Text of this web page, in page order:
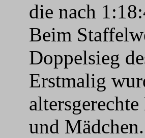
die nach
Beim
Doppelsieg
Erstmalig
und